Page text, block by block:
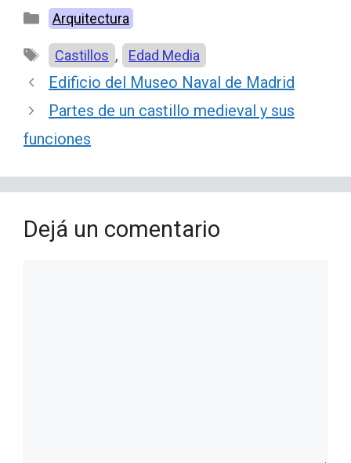
Categorías
Arquitectura
Etiquetas
Castillos , Edad Media
Edificio del Museo Naval de Madrid
Partes de un castillo medieval y sus
funciones
Dejá un comentario